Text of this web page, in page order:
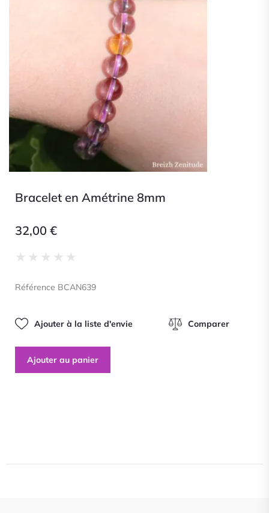
Bracelet en Amétrine 8mm
32,00 €
★ ★ ★ ★ ★
5
Référence BCAN639
Ajouter à la liste d'envie Comparer
Ajouter au panier